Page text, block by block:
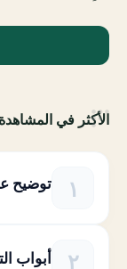
الأكثر في المشاهدة
توضيح
أبواب